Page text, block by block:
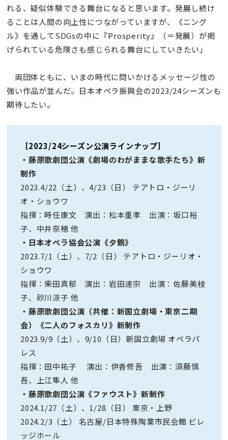
れる、疑似体験できる舞台になると思います。発展し続け
ることは人間の向上性につながっていますが、《ニング
ル》を通してSDGsの中に『Prosperity』（＝発展）が掲
げられている危険さも感じられる舞台にしていきたい」
両団体ともに、いまの時代に問いかけるメッセージ性の
強い作品が並んだ。日本オペラ振興会の2023/24シーズンも
期待したい。
［2023/24シーズン公演ラインナップ］
・藤原歌劇団公演《劇場のわがままな歌手たち》新
制作
2023.4/22（土）、4/23（日） テアトロ・ジーリ
オ・ショウワ
指揮：時任康文 演出：松本重孝 出演：坂口裕
子、中井奈穂 他
・日本オペラ協会公演《夕鶴》
2023.7/1（土）、7/2（日） テアトロ・ジーリオ・
ショウワ
指揮：柴田真郁 演出：岩田達宗 出演：佐藤美枝
子、砂川涼子 他
・藤原歌劇団公演（共催：新国立劇場・東京二期
会）《二人のフォスカリ》新制作
2023.9/9（土）、9/10（日）新国立劇場 オペラパ
レス
指揮：田中祐子 演出：伊香修吾 出演：須藤慎
吾、上江隼人 他
・藤原歌劇団公演《ファウスト》新制作
2024.1/27（土）、1/28（日） 東京・上野
2024.2/3（土） 名古屋/日本特殊陶業市民会館 ビレ
ッジホール